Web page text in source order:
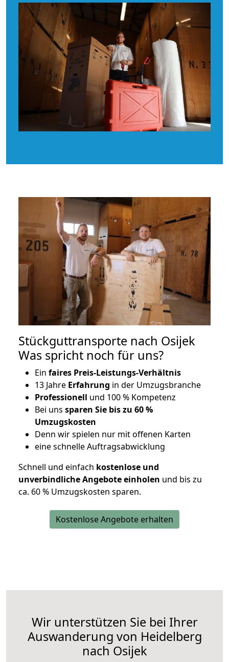
Stückguttransporte nach Osijek
Was spricht noch für uns?
Ein faires Preis-Leistungs-Verhältnis
13 Jahre Erfahrung in der Umzugsbranche
Professionell und 100 % Kompetenz
Bei uns sparen Sie bis zu 60 %
Umzugskosten
Denn wir spielen nur mit offenen Karten
eine schnelle Auftragsabwicklung
Schnell und einfach kostenlose und
unverbindliche Angebote einholen und bis zu
ca. 60 % Umzugskosten sparen.
Kostenlose Angebote erhalten
Wir unterstützen Sie bei Ihrer
Auswanderung von Heidelberg
nach Osijek